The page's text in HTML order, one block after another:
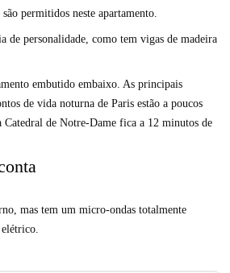
permitidos neste apartamento.
de personalidade, como tem vigas de madeira
embutido embaixo. As principais
de vida noturna de Paris estão a poucos
Catedral de Notre-Dame fica a 12 minutos de
mas tem um micro-ondas totalmente